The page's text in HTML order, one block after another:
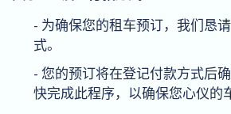
- 为确保您的租车预订，我们恳
式。
- 您的预订将在登记付款方式后
快完成此程序，以确保您心仪的